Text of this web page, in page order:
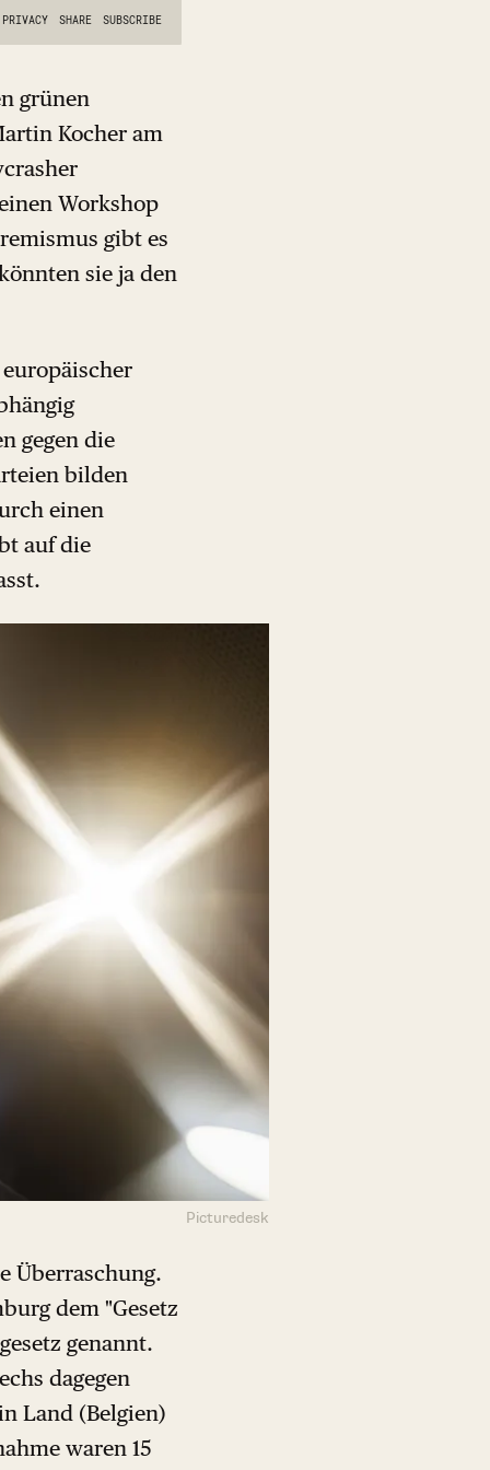
grünen
Kocher am
Workshop
gibt es
sie ja den
gegen die
bilden
einen
auf die
Picturedesk
Überraschung.
dem "Gesetz
genannt.
dagegen
Land (Belgien)
waren 15